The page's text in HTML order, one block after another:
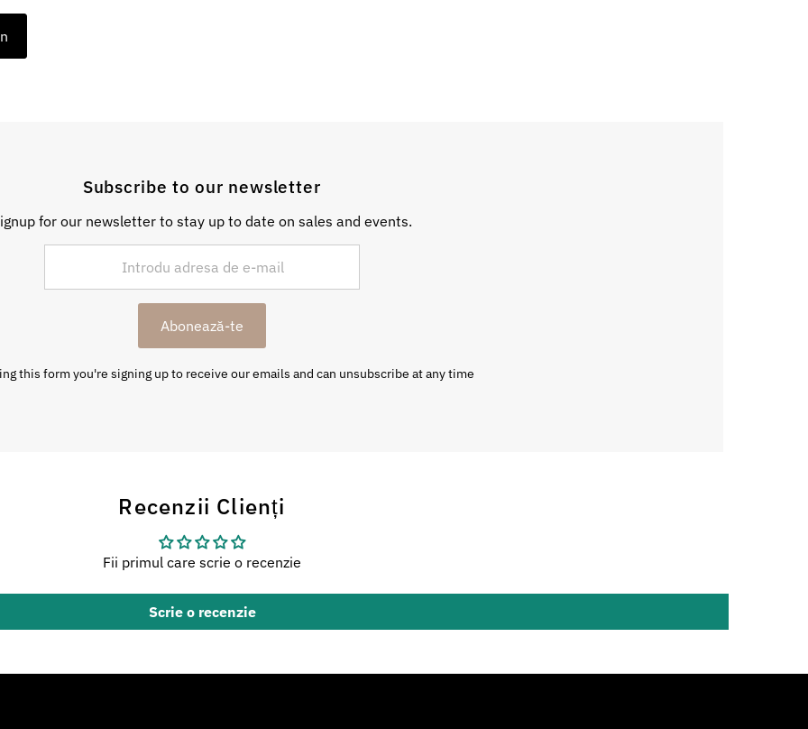
Subscribe to our newsletter
for our newsletter to stay up to date on sales and events.
Abonează-te
this form you're signing up to receive our emails and can unsubscribe at any time
Recenzii Clienți
Fii primul care scrie o recenzie
Scrie o recenzie